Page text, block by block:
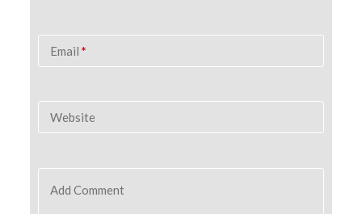
Email *
Website
Add Comment